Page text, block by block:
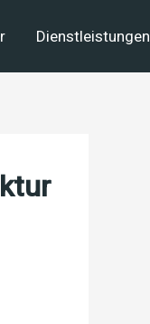
Dienstleistungen